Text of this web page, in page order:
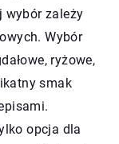
wybór zależy
Wybór
ryżowe,
smak
opcja dla